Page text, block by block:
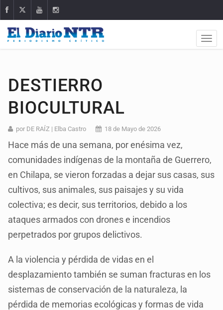
DESTIERRO
BIOCULTURAL
por DE RAÍZ | Elba Castro 18 de Mayo de 2026
Hace más de una semana, por enésima vez,
comunidades indígenas de la montaña de Guerrero,
en Chilapa, se vieron forzadas a dejar sus casas, sus
cultivos, sus animales, sus paisajes y su vida
colectiva; es decir, sus territorios, debido a los
ataques armados con drones e incendios
perpetrados por grupos delictivos.
A la violencia y pérdida de vidas en el
desplazamiento también se suman fracturas en los
sistemas de conservación de la naturaleza, la
pérdida de memorias ecológicas y formas de vida